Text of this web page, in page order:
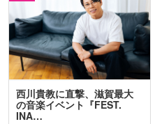
西川貴教に直撃、滋賀最大
の音楽イベント『FEST.
INA…